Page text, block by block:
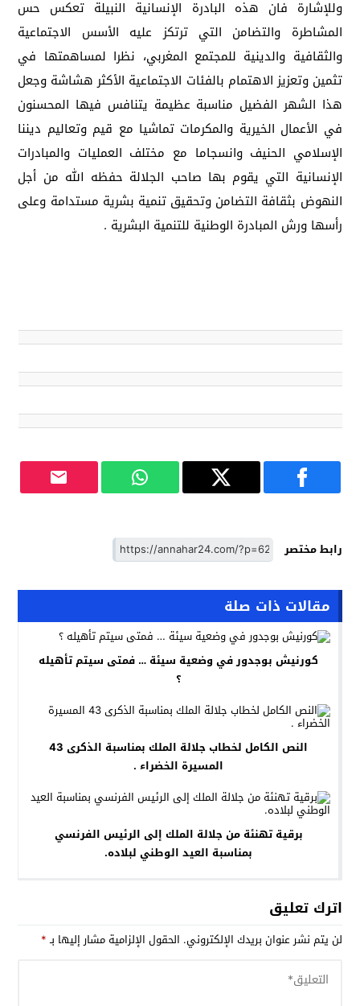
وللإشارة فان هذه البادرة الإنسانية النبيلة تعكس حس
المشاطرة والتضامن التي ترتكز عليه الأسس الاجتماعية
والثقافية والدينية للمجتمع المغربي، نظرا لمساهمتها في
تثمين وتعزيز الاهتمام بالفئات الاجتماعية الأكثر هشاشة وجعل
هذا الشهر الفضيل مناسبة عظيمة يتنافس فيها المحسنون
في الأعمال الخيرية والمكرمات تماشيا مع قيم وتعاليم ديننا
الإسلامي الحنيف وانسجاما مع مختلف العمليات والمبادرات
الإنسانية التي يقوم بها صاحب الجلالة حفظه الله من أجل
النهوض بثقافة التضامن وتحقيق تنمية بشرية مستدامة وعلى
رأسها ورش المبادرة الوطنية للتنمية البشرية .
رابط مختصر
مقالات ذات صلة
كورنيش بوجدور في وضعية سيئة … فمتى سيتم تأهيله
؟
النص الكامل لخطاب جلالة الملك بمناسبة الذكرى 43
المسيرة الخضراء .
برقية تهنئة من جلالة الملك إلى الرئيس الفرنسي
بمناسبة العيد الوطني لبلاده.
اترك تعليق
لن يتم نشر عنوان بريدك الإلكتروني. الحقول الإلزامية مشار إليها بـ*